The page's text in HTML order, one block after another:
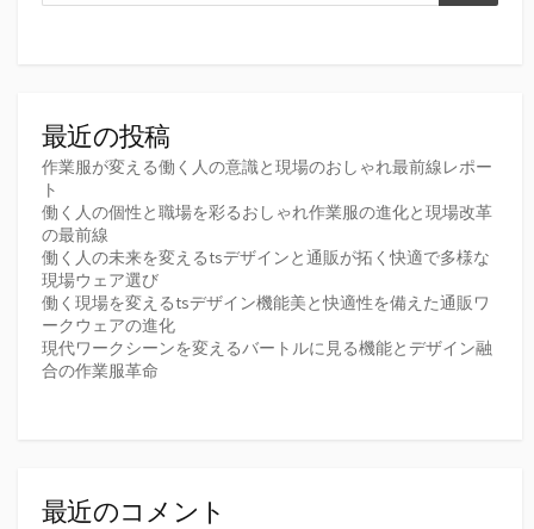
最近の投稿
作業服が変える働く人の意識と現場のおしゃれ最前線レポー
ト
働く人の個性と職場を彩るおしゃれ作業服の進化と現場改革
の最前線
働く人の未来を変えるtsデザインと通販が拓く快適で多様な
現場ウェア選び
働く現場を変えるtsデザイン機能美と快適性を備えた通販ワ
ークウェアの進化
現代ワークシーンを変えるバートルに見る機能とデザイン融
合の作業服革命
最近のコメント